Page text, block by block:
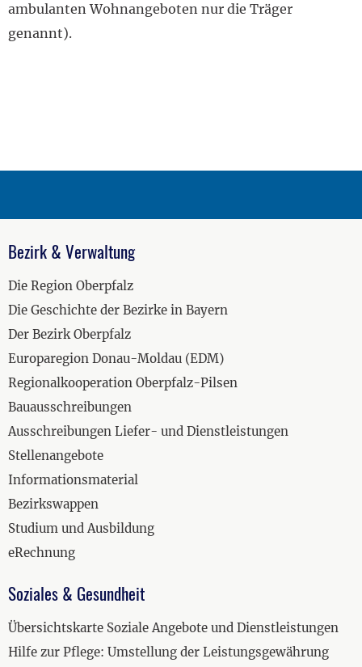
ambulanten Wohnangeboten nur die Träger
genannt).
Bezirk & Verwaltung
Die Region Oberpfalz
Die Geschichte der Bezirke in Bayern
Der Bezirk Oberpfalz
Europaregion Donau-Moldau (EDM)
Regionalkooperation Oberpfalz-Pilsen
Bauausschreibungen
Ausschreibungen Liefer- und Dienstleistungen
Stellenangebote
Informationsmaterial
Bezirkswappen
Studium und Ausbildung
eRechnung
Soziales & Gesundheit
Übersichtskarte Soziale Angebote und Dienstleistungen
Hilfe zur Pflege: Umstellung der Leistungsgewährung